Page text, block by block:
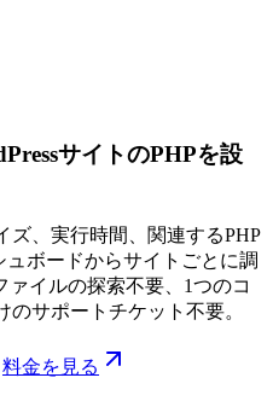
サイトのPHPを設
ズ、実行時間、関連するPHP
ュボードからサイトごとに調
イルの探索不要、1つのコ
サポートチケット不要。
料金を見る